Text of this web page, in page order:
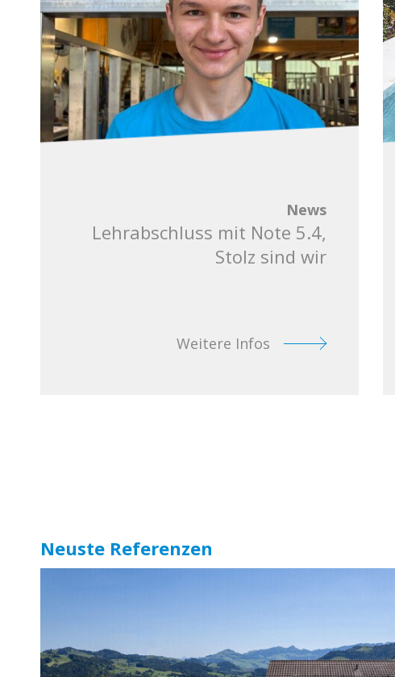
News
Lehrabschluss mit Note 5.4,
Stolz sind wir
Weitere Infos
Neuste Referenzen